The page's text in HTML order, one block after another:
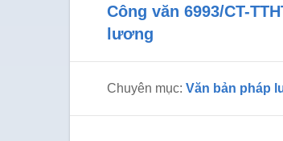
Công văn 6993/CT-
lương
Chuyên mục:Văn bản pháp